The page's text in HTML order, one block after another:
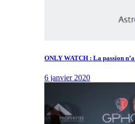
ONLY WATCH : La passion
6 janvier 2020